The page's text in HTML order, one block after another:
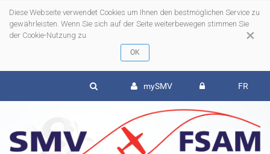
×
Diese Webseite verwendet Cookies um Ihnen den bestmöglichen Service zu
gewährleisten. Wenn Sie sich auf der Seite weiterbewegen stimmen Sie
der Cookie-Nutzung zu
mySMV FR